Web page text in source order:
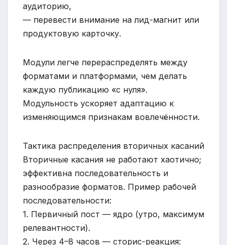
аудиторию,
— перевести внимание на лид-магнит или
продуктовую карточку.
Модули легче перераспределять между
форматами и платформами, чем делать
каждую публикацию «с нуля».
Модульность ускоряет адаптацию к
изменяющимся признакам вовлечённости.
Тактика распределения вторичных касаний
Вторичные касания не работают хаотично;
эффективна последовательность и
разнообразие форматов. Пример рабочей
последовательности:
1. Первичный пост — ядро (утро, максимум
релевантности).
2. Через 4–8 часов — сторис-реакция: